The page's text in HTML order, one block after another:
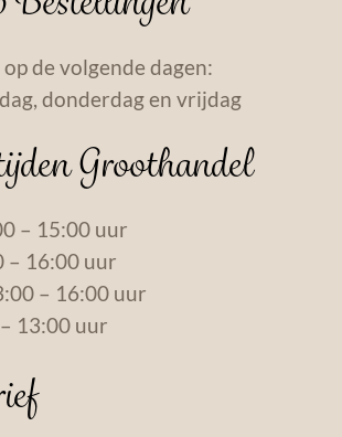
de volgende dagen:
donderdag en vrijdag
Groothandel
– 15:00 uur
– 16:00 uur
– 16:00 uur
13:00 uur